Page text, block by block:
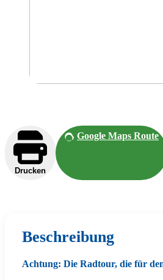
Drucken
Google Maps Route
Beschreibung
Achtung: Die Radtour, die für